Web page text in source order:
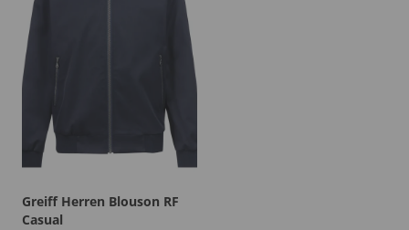
Greiff Herren Blouson RF
Casual